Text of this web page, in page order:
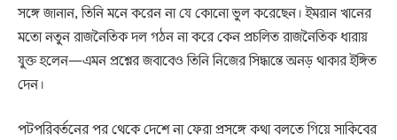
সঙ্গে জানান, তিনি মনে করেন না যে কোনো ভুল করেছেন। ইমরান খানের
মতো নতুন রাজনৈতিক দল গঠন না করে কেন প্রচলিত রাজনৈতিক ধারায়
যুক্ত হলেন—এমন প্রশ্নের জবাবেও তিনি নিজের সিদ্ধান্তে অনড় থাকার ইঙ্গিত
দেন।
পটপরিবর্তনের পর থেকে দেশে না ফেরা প্রসঙ্গে কথা বলতে গিয়ে সাকিবের